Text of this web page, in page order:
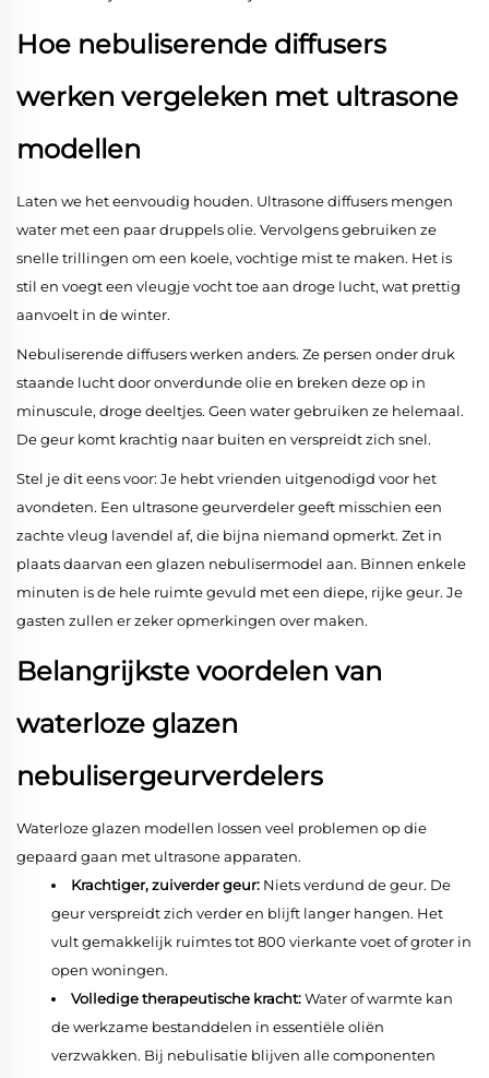
Hoe nebuliserende diffusers
werken vergeleken met ultrasone
modellen
Laten we het eenvoudig houden. Ultrasone diffusers mengen
water met een paar druppels olie. Vervolgens gebruiken ze
snelle trillingen om een koele, vochtige mist te maken. Het is
stil en voegt een vleugje vocht toe aan droge lucht, wat prettig
aanvoelt in de winter.
Nebuliserende diffusers werken anders. Ze persen onder druk
staande lucht door onverdunde olie en breken deze op in
minuscule, droge deeltjes. Geen water gebruiken ze helemaal.
De geur komt krachtig naar buiten en verspreidt zich snel.
Stel je dit eens voor: Je hebt vrienden uitgenodigd voor het
avondeten. Een ultrasone geurverdeler geeft misschien een
zachte vleug lavendel af, die bijna niemand opmerkt. Zet in
plaats daarvan een glazen nebulisermodel aan. Binnen enkele
minuten is de hele ruimte gevuld met een diepe, rijke geur. Je
gasten zullen er zeker opmerkingen over maken.
Belangrijkste voordelen van
waterloze glazen
nebulisergeurverdelers
Waterloze glazen modellen lossen veel problemen op die
gepaard gaan met ultrasone apparaten.
Krachtiger, zuiverder geur: Niets verdund de geur. De
geur verspreidt zich verder en blijft langer hangen. Het
vult gemakkelijk ruimtes tot 800 vierkante voet of groter in
open woningen.
Volledige therapeutische kracht:Water of warmte kan
de werkzame bestanddelen in essentiële oliën
verzwakken. Bij nebulisatie blijven alle componenten